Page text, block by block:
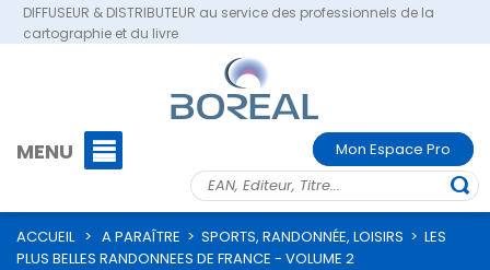
DIFFUSEUR & DISTRIBUTEUR au service des professionnels de la
cartographie et du livre
MENU Mon Espace Pro
ACCUEIL > A PARAÎTRE > SPORTS, RANDONNÉE, LOISIRS > LES
PLUS BELLES RANDONNEES DE FRANCE - VOLUME 2